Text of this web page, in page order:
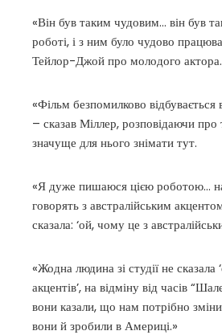
«Він був таким чудовим… він був
роботі, і з ним було чудово
Тейлор-Джой про молодого актора.
«Фільм безпомилково відбувається
– сказав Міллер, розповідаючи про
значуще для нього знімати тут.
«Я дуже пишаюся цією роботою…
говорять з австралійським
сказала: ‘ой, чому це з
«Жодна людина зі студії не
акцентів’, на відміну від часів
вони казали, що нам потрібно
вони й зробили в Америці.»